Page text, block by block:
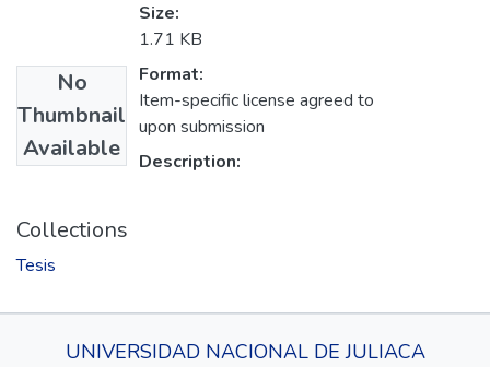
No
Thumbnail
Available
Size:
1.71 KB
Format:
Item-specific license agreed to
upon submission
Description:
Collections
Tesis
UNIVERSIDAD NACIONAL DE JULIACA